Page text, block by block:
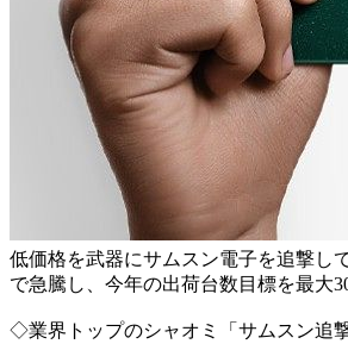
低価格を武器にサムスン電子を追撃し
で急騰し、今年の出荷台数目標を最大
◇業界トップのシャオミ「サムスン追